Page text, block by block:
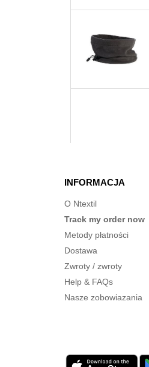
INFORMACJA
O Ntextil
Track my order now
Metody płatności
Dostawa
Zwroty / zwroty
Help & FAQs
Nasze zobowiazania